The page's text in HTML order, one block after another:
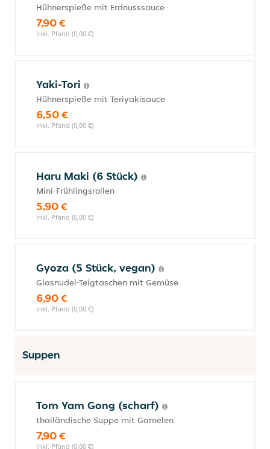
Hühnerspieße mit Erdnusssauce
7,90 €
inkl. Pfand (0,00 €)
Yaki-Tori
Hühnerspieße mit Teriyakisauce
6,50 €
inkl. Pfand (0,00 €)
Haru Maki (6 Stück)
Mini-Frühlingsrollen
5,90 €
inkl. Pfand (0,00 €)
Gyoza (5 Stück, vegan)
Glasnudel-Teigtaschen mit Gemüse
6,90 €
inkl. Pfand (0,00 €)
Suppen
Tom Yam Gong (scharf)
thailändische Suppe mit Garnelen
7,90 €
inkl. Pfand (0,00 €)